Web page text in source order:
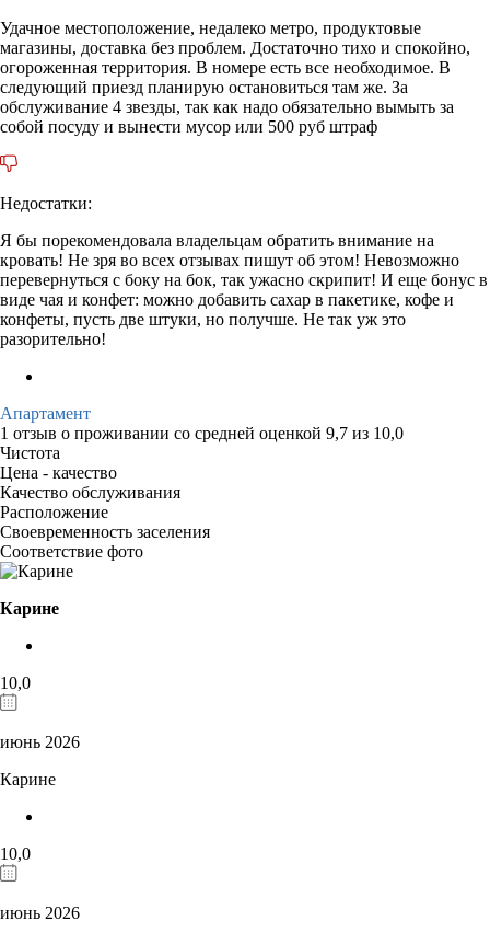
Удачное местоположение, недалеко метро, продуктовые
магазины, доставка без проблем. Достаточно тихо и спокойно,
огороженная территория. В номере есть все необходимое. В
следующий приезд планирую остановиться там же. За
обслуживание 4 звезды, так как надо обязательно вымыть за
собой посуду и вынести мусор или 500 руб штраф
Недостатки:
Я бы порекомендовала владельцам обратить внимание на
кровать! Не зря во всех отзывах пишут об этом! Невозможно
перевернуться с боку на бок, так ужасно скрипит! И еще бонус в
виде чая и конфет: можно добавить сахар в пакетике, кофе и
конфеты, пусть две штуки, но получше. Не так уж это
разорительно!
Апартамент
1 отзыв о проживании со средней оценкой 9,7 из 10,0
Чистота
Цена - качество
Качество обслуживания
Расположение
Своевременность заселения
Соответствие фото
Карине
10,0
июнь 2026
Карине
10,0
июнь 2026